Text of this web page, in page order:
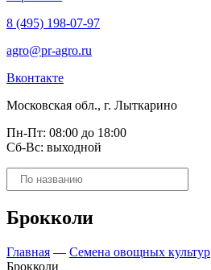
8 (495) 198-07-97
agro@pr-agro.ru
Вконтакте
Московская обл., г. Лыткарино
Пн-Пт: 08:00 до 18:00
Сб-Вс: выходной
Поиск
товаров
Брокколи
Главная — Семена овощных культур
Брокколи